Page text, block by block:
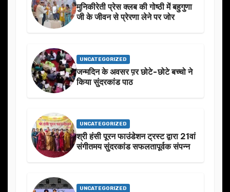
मुनिकीरेती प्रेस क्लब की गोष्ठी में बहुगुणा
जी के जीवन से प्रेरणा लेने पर जोर
UNCATEGORIZED
जन्मदिन के अवसर प़र छोटे-छोटे बच्चो ने
किया सुंदरकांड पाठ
UNCATEGORIZED
श्री हंसी पूरन फाउंडेशन ट्रस्ट द्वारा 21वां
संगीतमय सुंदरकांड सफलतापूर्वक संपन्न
UNCATEGORIZED